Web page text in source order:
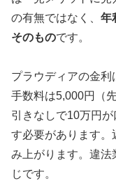
の有無ではなく、 年
そのものです。
プラウディアの金利
手数料は5,000円（
引きなしで10万円
す必要があります
み上がります。違法
じです。